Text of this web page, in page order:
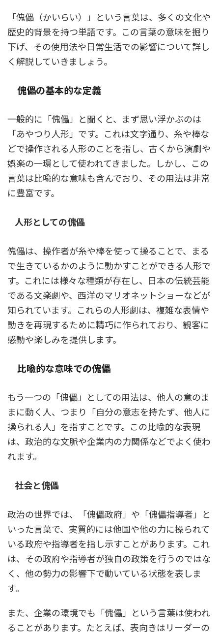
「傀儡（かいらい）」という言葉は、多くの文化や
歴史的背景を持つ単語です。この言葉の意味を掘り
下げ、その使用法や日常生活での影響について詳し
く解説していきましょう。
傀儡の基本的な定義
一般的に「傀儡」と聞くと、まず思い浮かぶのは
「あやつり人形」です。これは文字通り、糸や棒な
どで操作される人形のことを指し、古くから演劇や
娯楽の一環として使われてきました。しかし、この
言葉は比喩的な意味も含んでおり、その用法は非常
に豊富です。
人形としての傀儡
傀儡は、操作者が糸や棒を使って操ることで、まる
で生きているかのように動かすことができる人形で
す。これには様々な種類が存在し、日本の伝統芸能
である文楽劇や、西洋のマリオネットショーなどが
知られています。これらの人形劇は、複雑な表情や
動きを再現するために精巧に作られており、観客に
感動や楽しみを提供します。
比喩的な意味での傀儡
もう一つの「傀儡」としての用法は、他人の意のま
まに動く人、つまり「自分の意志を持たず、他人に
操られる人」を指すことです。この比喩的な表現
は、政治的な文脈や企業内の力関係などでよく使わ
れます。
社会と傀儡
政治の世界では、「傀儡政府」や「傀儡指導者」と
いった言葉で、実質的には他国や他の力に操られて
いる政府や指導者を指し示すことがあります。これ
は、その政府や指導者が独自の政策を行うのではな
く、他の勢力の影響下で動いている状態を表しま
す。
また、企業の環境でも「傀儡」という言葉は使われ
ることがあります。たとえば、表向きはリーダーの